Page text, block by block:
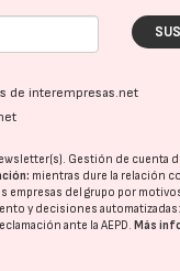
de interempresas.net
Gestión de cuenta
mientras dure la relación
empresas del grupo por
y decisiones automatizadas:
ante laAEPD. Más